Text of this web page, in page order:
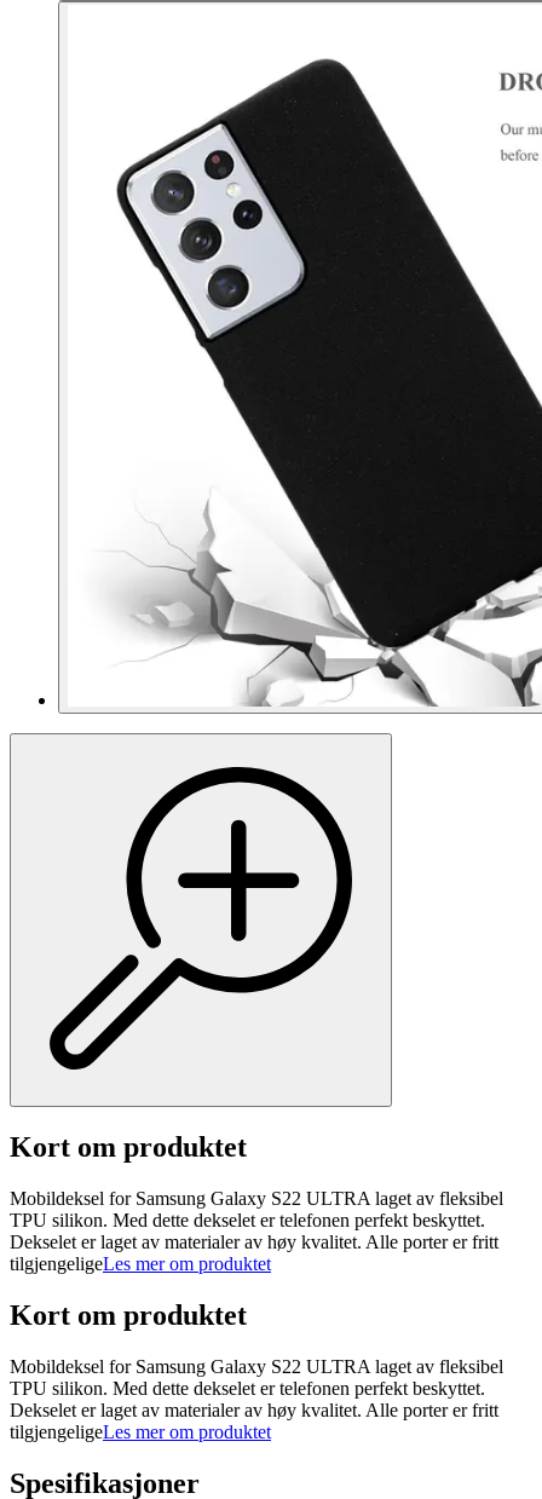
Kort om produktet
Mobildeksel for Samsung Galaxy S22 ULTRA laget av fleksibel
TPU silikon. Med dette dekselet er telefonen perfekt beskyttet.
Dekselet er laget av materialer av høy kvalitet. Alle porter er fritt
tilgjengeligeLes mer om produktet
Kort om produktet
Mobildeksel for Samsung Galaxy S22 ULTRA laget av fleksibel
TPU silikon. Med dette dekselet er telefonen perfekt beskyttet.
Dekselet er laget av materialer av høy kvalitet. Alle porter er fritt
tilgjengeligeLes mer om produktet
Spesifikasjoner